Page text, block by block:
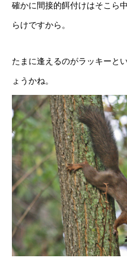
確かに間接的餌付けはそこら
らけですから。
たまに逢えるのがラッキーと
ょうかね。